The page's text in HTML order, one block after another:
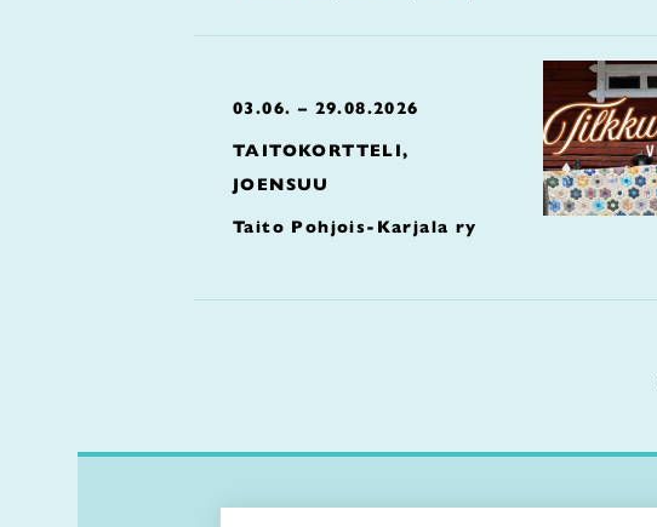
03.06. – 29.08.2026
TAITOKORTTELI,
JOENSUU
Taito Pohjois-Karjala ry